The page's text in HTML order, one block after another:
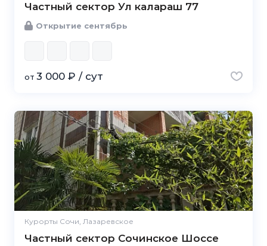
Частный сектор Ул калараш 77
Открытие сентябрь
от 3 000 ₽ / сут
Курорты Сочи, Лазаревское
Частный сектор Сочинское Шоссе